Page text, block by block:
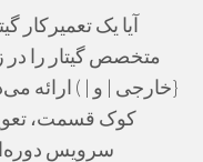
آیا یک تعمیرکار
متخصص گیتار را در
{خارجی | و | ) ارائه
کوک قسمت،
سرویس